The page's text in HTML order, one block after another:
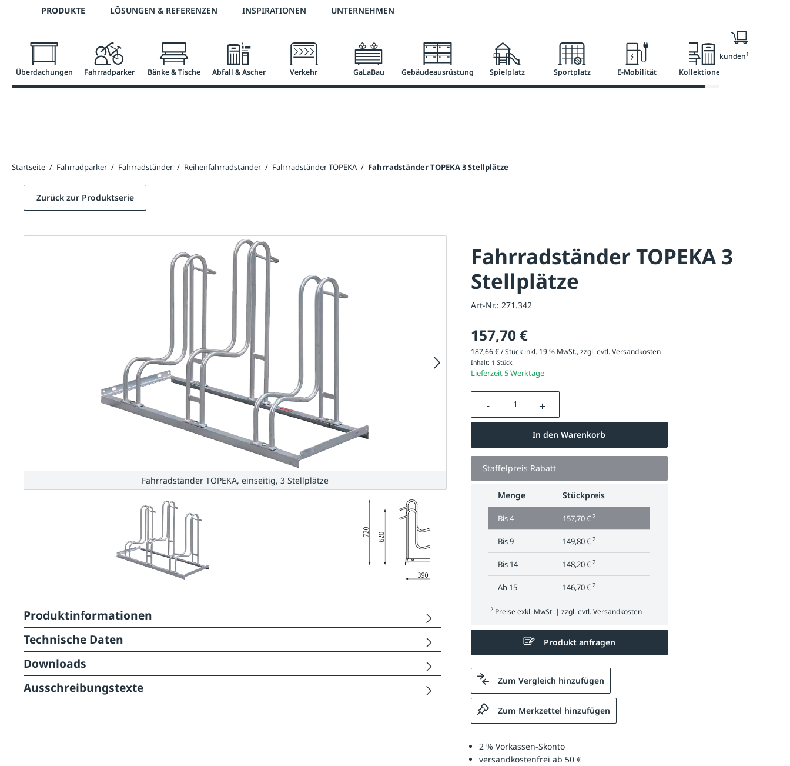
Zur Hauptnavigation springen
Telefon: 0800 / 100 49 02 2 % Vorkassen-Skonto versandkostenfrei ab 50 €
PRODUKTE LÖSUNGEN & REFERENZEN INSPIRATIONEN UNTERNEHMEN
Überdachungen Fahrradparker Bänke & Tische Abfall & Ascher Verkehr GaLaBau Gebäudeausrüstung Spielplatz Sportplatz E-Mobilität Kollektionen
Nur für Geschäftskunden1
Startseite / Fahrradparker / Fahrradständer / Reihenfahrradständer / Fahrradständer TOPEKA / Fahrradständer TOPEKA 3 Stellplätze
Fahrradständer TOPEKA 3
Stellplätze
Art-Nr.: 271.342
157,70 €
187,66 € / Stück inkl. 19 % MwSt., zzgl. evtl.Versandkosten
Inhalt: 1 Stück
Lieferzeit 5 Werktage
Produkt Anzahl: Gib den gewünschten Wert ein oder
In den Warenkorb
Staffelpreis Rabatt
Menge Stückpreis
Bis4 157,70 € 2
Bis9 149,80 € 2
Bis 14 148,20 € 2
Ab 15 146,70 € 2
2Preise exkl. MwSt. | zzgl. evtl.Versandkosten
Produkt anfragen
Zum Vergleich hinzufügen
Zum Merkzettel hinzufügen
2 % Vorkassen-Skonto
versandkostenfrei ab 50 €
Zurück zur Produktserie
Fahrradständer TOPEKA, einseitig, 3 Stellplätze
Produktinformationen
Technische Daten
Downloads
Ausschreibungstexte